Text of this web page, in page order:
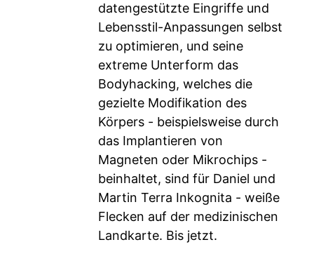
datengestützte Eingriffe und
Lebensstil-Anpassungen selbst
zu optimieren, und seine
extreme Unterform das
Bodyhacking, welches die
gezielte Modifikation des
Körpers - beispielsweise durch
das Implantieren von
Magneten oder Mikrochips -
beinhaltet, sind für Daniel und
Martin Terra Inkognita - weiße
Flecken auf der medizinischen
Landkarte. Bis jetzt.